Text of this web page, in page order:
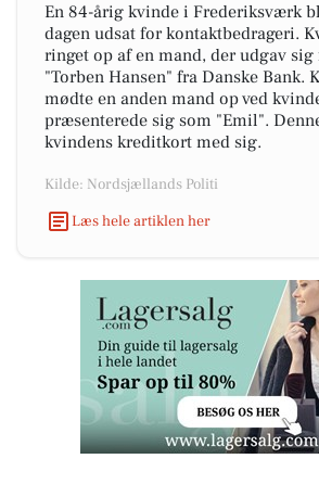
En 84-årig kvinde i Frederiksværk
dagen udsat for kontaktbedrageri.
ringet op af en mand, der udgav
"Torben Hansen" fra Danske Bank.
mødte en anden mand op ved
præsenterede sig som "Emil".
kvindens kreditkort med sig.
Kilde: Nordsjællands Politi
Læs hele artiklen her